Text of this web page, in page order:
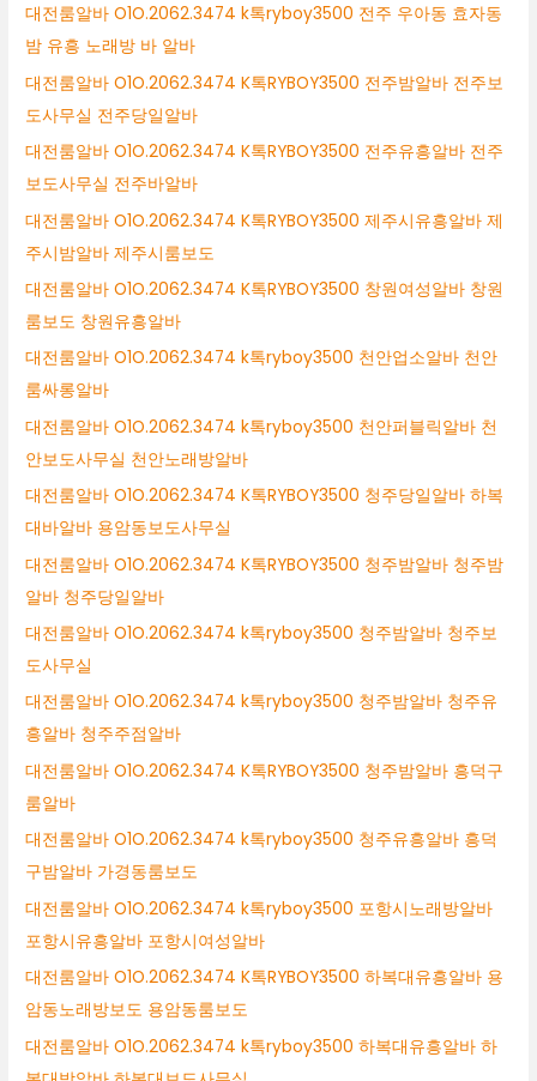
대전룸알바 O1O.2062.3474 k톡ryboy3500 전주 우아동 효자동
밤 유흥 노래방 바 알바
대전룸알바 O1O.2062.3474 K톡RYBOY3500 전주밤알바 전주보
도사무실 전주당일알바
대전룸알바 O1O.2062.3474 K톡RYBOY3500 전주유흥알바 전주
보도사무실 전주바알바
대전룸알바 O1O.2062.3474 K톡RYBOY3500 제주시유흥알바 제
주시밤알바 제주시룸보도
대전룸알바 O1O.2062.3474 K톡RYBOY3500 창원여성알바 창원
룸보도 창원유흥알바
대전룸알바 O1O.2062.3474 k톡ryboy3500 천안업소알바 천안
룸싸롱알바
대전룸알바 O1O.2062.3474 k톡ryboy3500 천안퍼블릭알바 천
안보도사무실 천안노래방알바
대전룸알바 O1O.2062.3474 K톡RYBOY3500 청주당일알바 하복
대바알바 용암동보도사무실
대전룸알바 O1O.2062.3474 K톡RYBOY3500 청주밤알바 청주밤
알바 청주당일알바
대전룸알바 O1O.2062.3474 k톡ryboy3500 청주밤알바 청주보
도사무실
대전룸알바 O1O.2062.3474 k톡ryboy3500 청주밤알바 청주유
흥알바 청주주점알바
대전룸알바 O1O.2062.3474 K톡RYBOY3500 청주밤알바 흥덕구
룸알바
대전룸알바 O1O.2062.3474 k톡ryboy3500 청주유흥알바 흥덕
구밤알바 가경동룸보도
대전룸알바 O1O.2062.3474 k톡ryboy3500 포항시노래방알바
포항시유흥알바 포항시여성알바
대전룸알바 O1O.2062.3474 K톡RYBOY3500 하복대유흥알바 용
암동노래방보도 용암동룸보도
대전룸알바 O1O.2062.3474 k톡ryboy3500 하복대유흥알바 하